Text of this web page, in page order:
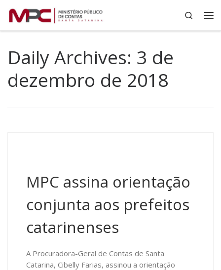
Skip to content
Search
Daily Archives: 3 de
dezembro de 2018
MPC assina orientação
conjunta aos prefeitos
catarinenses
A Procuradora-Geral de Contas de Santa
Catarina, Cibelly Farias, assinou a orientação